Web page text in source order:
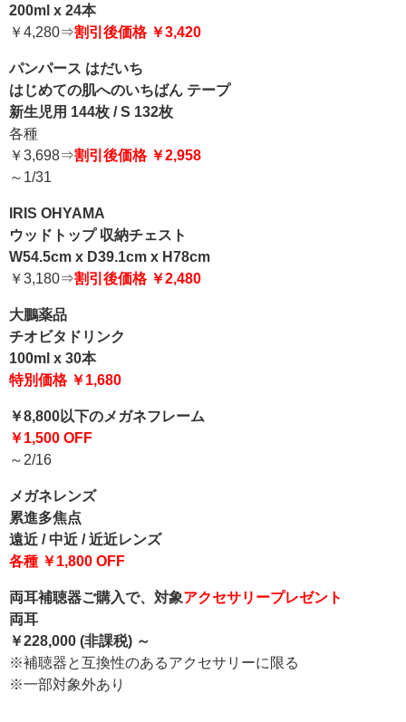
200ml x 24本
￥4,280⇒割引後価格 ￥3,420
パンパース はだいち
はじめての肌へのいちばん テープ
新生児用 144枚 / S 132枚
各種
￥3,698⇒割引後価格 ￥2,958
～1/31
IRIS OHYAMA
ウッドトップ 収納チェスト
W54.5cm x D39.1cm x H78cm
￥3,180⇒割引後価格 ￥2,480
大鵬薬品
チオビタドリンク
100ml x 30本
特別価格 ￥1,680
￥8,800以下のメガネフレーム
￥1,500 OFF
～2/16
メガネレンズ
累進多焦点
遠近 / 中近 / 近近レンズ
各種 ￥1,800 OFF
両耳補聴器ご購入で、対象アクセサリープレゼント
両耳
￥228,000 (非課税) ～
※補聴器と互換性のあるアクセサリーに限る
※一部対象外あり